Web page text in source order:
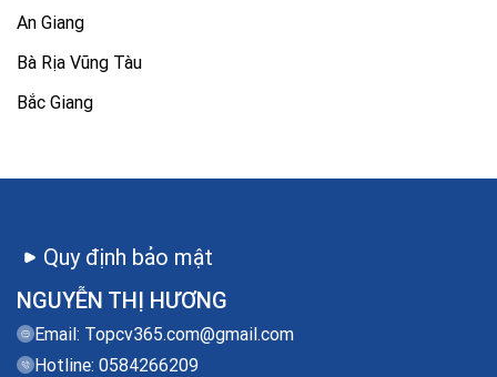
An Giang
Bà Rịa Vũng Tàu
Bắc Giang
NGUYỄN THỊ HƯƠNG
Email: Topcv365.com@gmail.com
Hotline: 0584266209
Quy định bảo mật